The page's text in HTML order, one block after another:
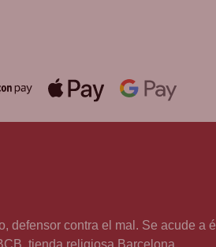
defensor contra el mal. Se acude a él
tienda religiosa Barcelona.